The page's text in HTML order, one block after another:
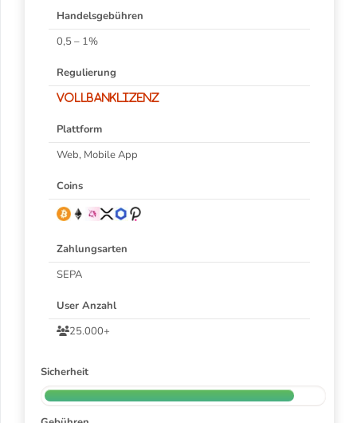
Handelsgebühren
0,5 – 1%
Regulierung
Vollbanklizenz
Plattform
Web, Mobile App
Coins
Zahlungsarten
SEPA
User Anzahl
25.000+
Sicherheit